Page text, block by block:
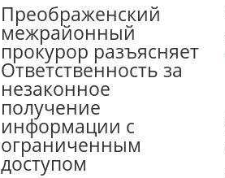
Преображенский
межрайонный
прокурор разъясняет
Ответственность за
незаконное
получение
информации с
ограниченным
доступом